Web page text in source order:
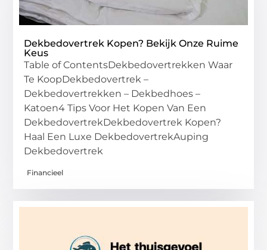
Dekbedovertrek Kopen? Bekijk Onze Ruime
Keus
Table of ContentsDekbedovertrekken Waar
Te KoopDekbedovertrek –
Dekbedovertrekken – Dekbedhoes –
Katoen4 Tips Voor Het Kopen Van Een
DekbedovertrekDekbedovertrek Kopen?
Haal Een Luxe DekbedovertrekAuping
Dekbedovertrek
Financieel